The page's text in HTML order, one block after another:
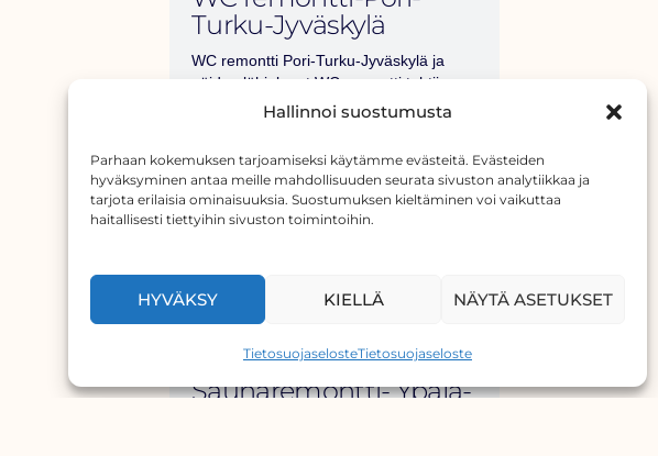
Hallinnoi suostumusta
Parhaan kokemuksen tarjoamiseksi käytämme evästeitä. Evästeiden
hyväksyminen antaa meille mahdollisuuden seurata sivuston analytiikkaa ja
tarjota erilaisia ominaisuuksia. Suostumuksen kieltäminen voi vaikuttaa
haitallisesti tiettyihin sivuston toimintoihin.
HYVÄKSY KIELLÄ NÄYTÄ ASETUKSET
TietosuojaselosteTietosuojaseloste
Turku-Jyväskylä
WC remontti Pori-Turku-Jyväskylä ja
näiden lähialueet WC remontti tehtiin
Rintamamiestaloon
kylpyhuone ja
Saunaremontti- Ypäjä-